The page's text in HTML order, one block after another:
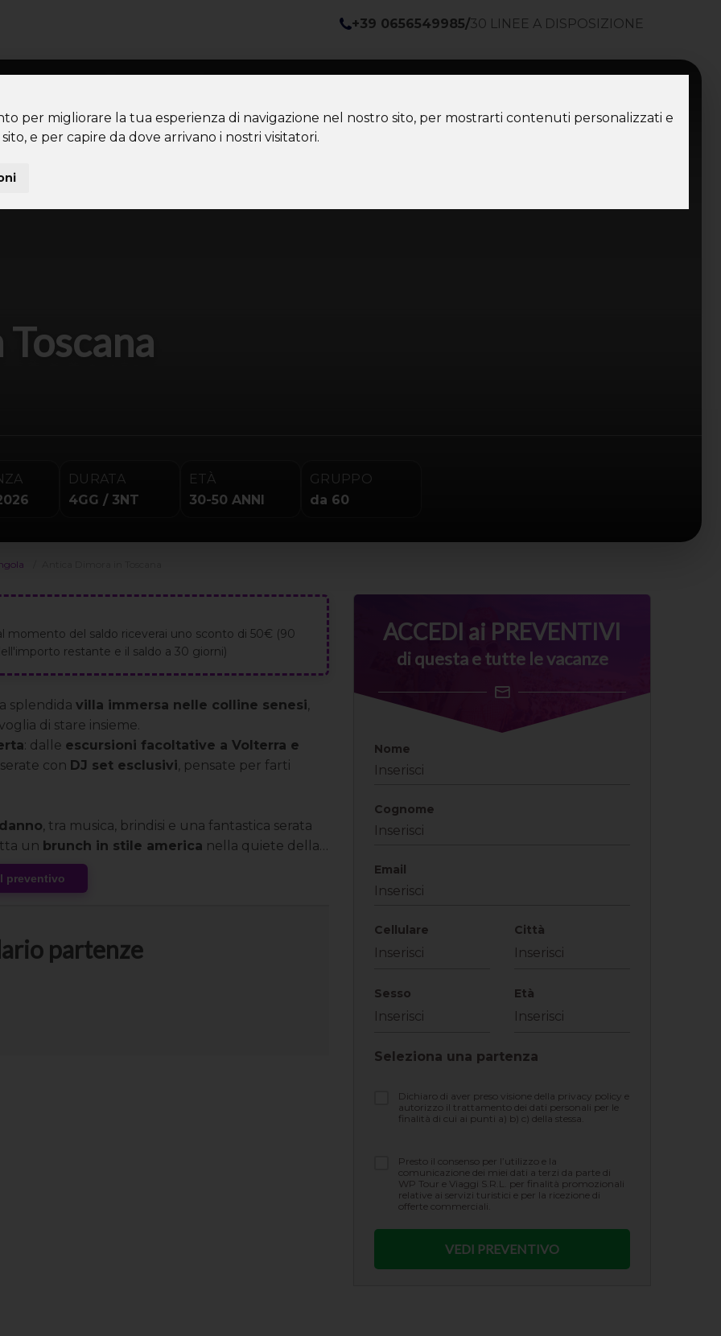
per migliorare la tua esperienza di navigazione nel nostro sito, per mostrarti contenuti personalizzati e
e per capire da dove arrivano i nostri visitatori.
+39 0656549985/30 LINEE A DISPOSIZIONE
DURATA
4GG / 3NT
ETÀ
30-50 ANNI
GRUPPO
da 60
momento del saldo riceverai uno sconto di 50€ (90
restante e il saldo a 30 giorni)
splendida villa immersa nelle colline senesi
di stare insieme.
: dalle escursioni facoltative a Volterra e
con DJ set esclusivi , pensate per farti
, tra musica, brindisi e una fantastica serata
un brunch in stile america nella quiete della
con il sorriso.
preventivo
partenze
ACCEDI ai PREVENTIVI
di questa e tutte le vacanze
Nome
Cognome
Email
Cellulare Città
Sesso Età
Seleziona una partenza
Dichiaro di aver preso visione della privacy policy e
autorizzo il trattamento dei dati personali per le
finalità di cui ai punti a) b) c) della stessa.
Presto il consenso per l’utilizzo e la
comunicazione dei miei dati a terzi da parte di
WP Tour e Viaggi S.R.L. per finalità promozionali
relative ai servizi turistici e per la ricezione di
offerte commerciali.